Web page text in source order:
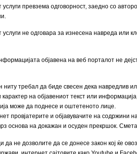
превзема одговорност, заедно со
услуги не одговара за изнесена навреда
објавена на веб порталот не
трeбал да биде свесен дека навредлив
карактер на објавениот текст или
може да поднесе и оштетеното лице.
провјатерите и објавувачите на
основа на докажан и осуден прекршок.
не дозволите да се донесе закон кој ќе